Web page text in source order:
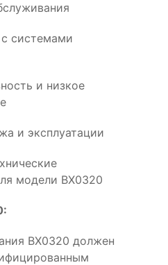
системами
и низкое
и эксплуатации
модели BX0320
BX0320 должен